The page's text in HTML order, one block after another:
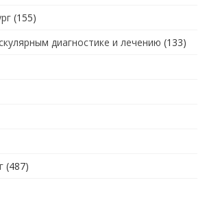
(155)
диагностике и лечению (133)
(487)